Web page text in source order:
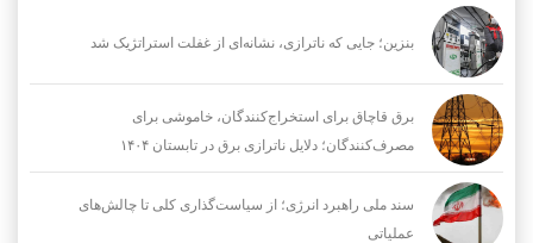
بنزین؛ جایی که ناترازی، نشانه‌ای از غفلت استراتژیک شد
برق قاچاق برای استخراج‌کنندگان، خاموشی برای
مصرف‌کنندگان؛ دلایل ناترازی برق در تابستان ۱۴۰۴
سند ملی راهبرد انرژی؛ از سیاست‌گذاری کلی تا چالش‌های
عملیاتی